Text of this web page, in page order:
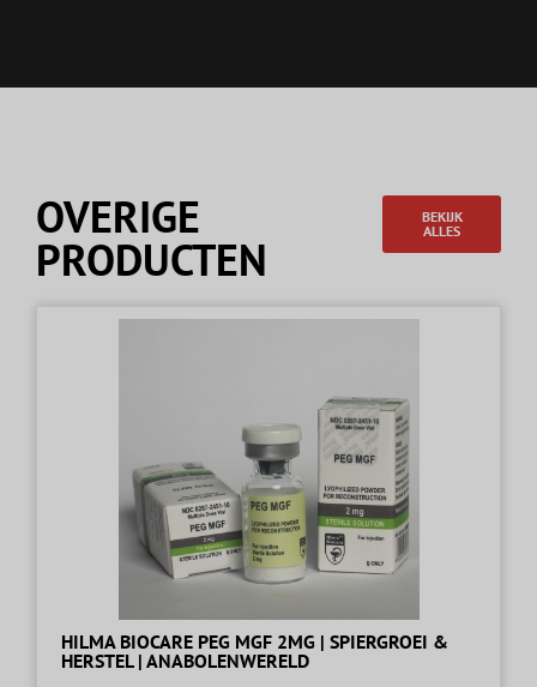
OVERIGE
PRODUCTEN
BEKIJK
ALLES
HILMA BIOCARE PEG MGF 2MG | SPIERGROEI &
HERSTEL | ANABOLENWERELD